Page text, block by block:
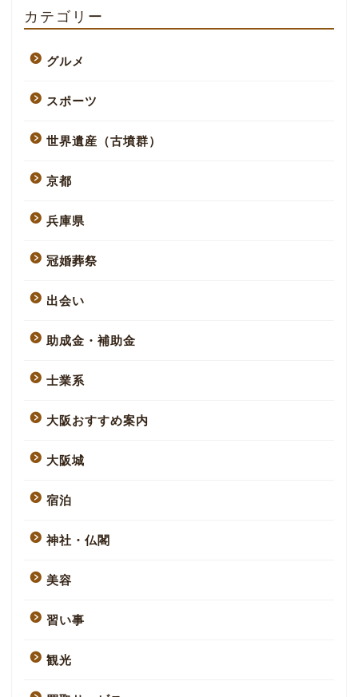
カテゴリー
グルメ
スポーツ
世界遺産（古墳群）
京都
兵庫県
冠婚葬祭
出会い
助成金・補助金
士業系
大阪おすすめ案内
大阪城
宿泊
神社・仏閣
美容
習い事
観光